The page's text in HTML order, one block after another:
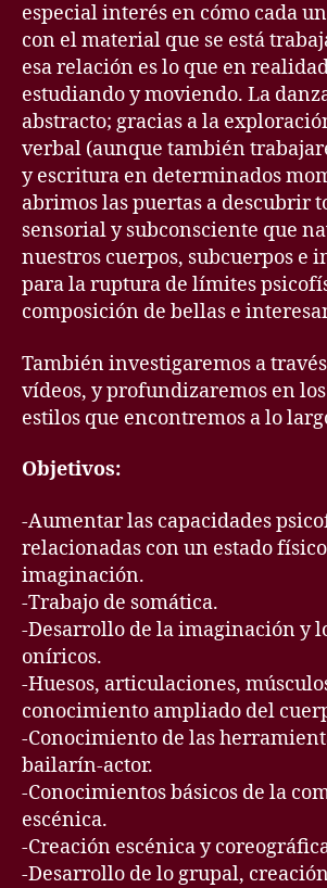
especial interés en cómo cada
con el material que se está
esa relación es lo que en
estudiando y moviendo. La
abstracto; gracias a la
verbal (aunque también
y escritura en determinados
abrimos las puertas a descubrir
sensorial y subconsciente que
nuestros cuerpos, subcuerpos e
para la ruptura de límites
composición de bellas e
También investigaremos a
vídeos, y profundizaremos en
estilos que encontremos a lo
Objetivos:
-Aumentar las capacidades
relacionadas con un estado
imaginación.
-Trabajo de somática.
-Desarrollo de la imaginación y
oníricos.
-Huesos, articulaciones,
conocimiento ampliado del
-Conocimiento de las
bailarín-actor.
-Conocimientos básicos de la
escénica.
-Creación escénica y
-Desarrollo de lo grupal,